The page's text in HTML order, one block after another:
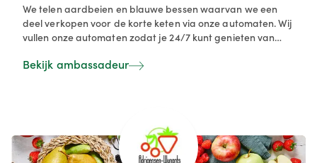
We telen aardbeien en blauwe bessen waarvan we een
deel verkopen voor de korte keten via onze automaten. Wij
vullen onze automaten zodat je 24/7 kunt genieten van
Bekijk ambassadeur